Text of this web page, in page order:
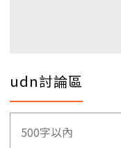
udn討論區